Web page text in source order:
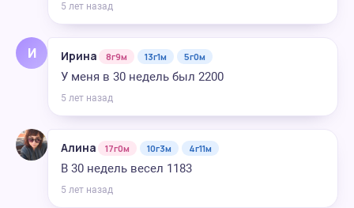
5 лет назад
И Ирина 8г9м 13г1м 5г0м
У меня в 30 недель был 2200
5 лет назад
Алина 17г0м 10г3м 4г11м
В 30 недель весел 1183
5 лет назад